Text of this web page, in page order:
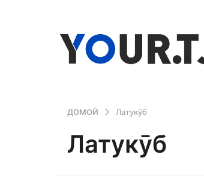
ДОМОЙ Латукӯб
Латукӯб